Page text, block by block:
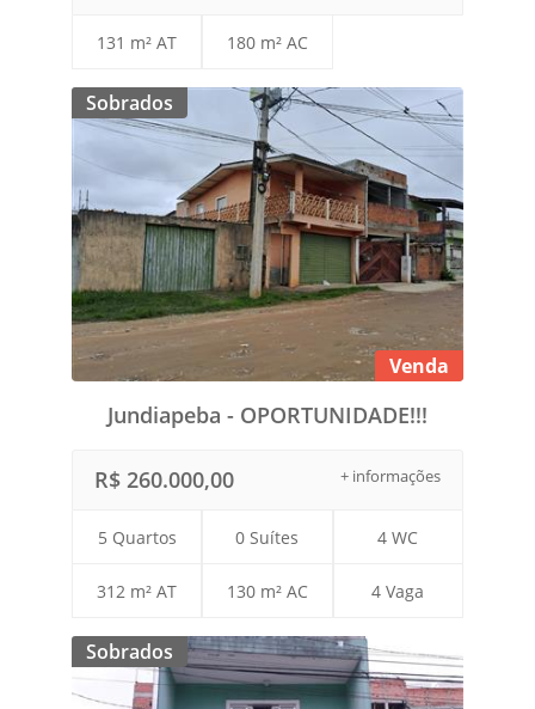
131 m² AT 180 m² AC
Sobrados
Venda
Jundiapeba - OPORTUNIDADE!!!
+ informações
R$ 260.000,00
5 Quartos 0 Suítes 4 WC
312 m² AT 130 m² AC 4 Vaga
Sobrados